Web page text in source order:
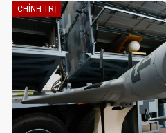
CHÍNH TRỊ